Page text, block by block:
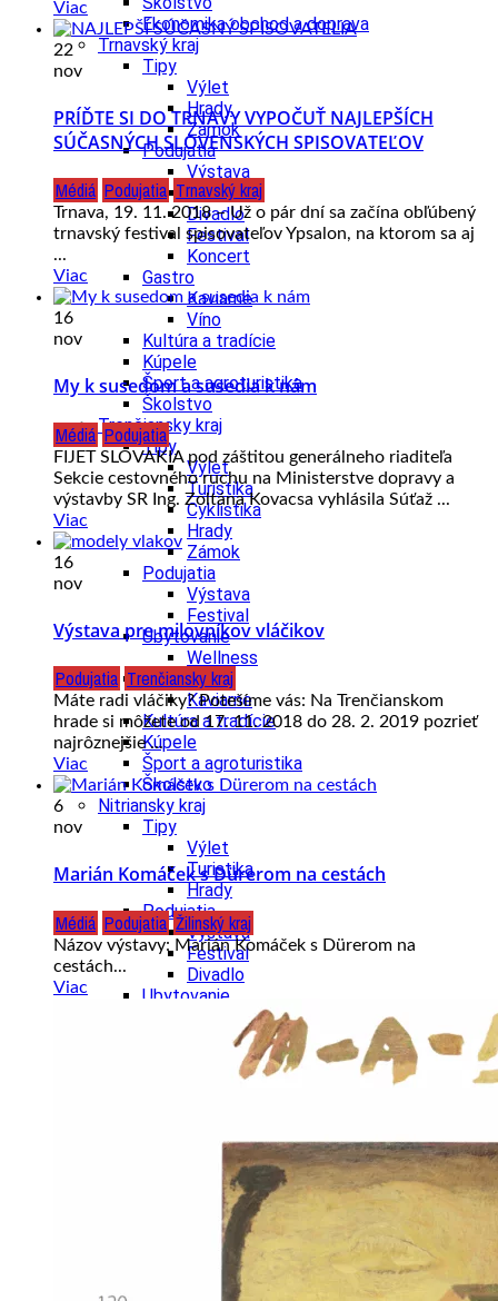
Ekonomika obchod a doprava
Trnavský kraj
Tipy
Výlet
Hrady
Zámok
Podujatia
Výstava
Galéria
Divadlo
Festival
Koncert
Gastro
Kaviarne
Víno
Kultúra a tradície
Kúpele
Šport a agroturistika
Školstvo
Trenčiansky kraj
Tipy
Výlet
Turistika
Cyklistika
Hrady
Zámok
Podujatia
Výstava
Festival
Ubytovanie
Wellness
Gastro
Kaviarne
Kultúra a tradície
Kúpele
Šport a agroturistika
Školstvo
Nitriansky kraj
Tipy
Výlet
Turistika
Hrady
Podujatia
Výstava
Festival
Divadlo
Ubytovanie
Wellness
Kultúra a tradície
Ekonomika obchod a doprava
Výlet
Turistika
Cyklistika
Viac
22
nov
PRÍĎTE SI DO TRNAVY VYPOČUŤ NAJLEPŠÍCH
SÚČASNÝCH SLOVENSKÝCH SPISOVATEĽOV
Médiá Podujatia Trnavský kraj
Trnava, 19. 11. 2018 – Už o pár dní sa začína obľúbený
trnavský festival spisovateľov Ypsalon, na ktorom sa aj
...
Viac
16
nov
My k susedom a susedia k nám
Médiá Podujatia
FIJET SLOVAKIA pod záštitou generálneho riaditeľa
Sekcie cestovného ruchu na Ministerstve dopravy a
výstavby SR Ing. Zoltána Kovacsa vyhlásila Súťaž ...
Viac
16
nov
Výstava pre milovníkov vláčikov
Podujatia Trenčiansky kraj
Máte radi vláčiky? Potešíme vás: Na Trenčianskom
hrade si môžete od 17. 11. 2018 do 28. 2. 2019 pozrieť
najrôznejšie ...
Viac
6
nov
Marián Komáček s Dürerom na cestách
Médiá Podujatia Žilinský kraj
Názov výstavy: Marián Komáček s Dürerom na
cestách...
Viac